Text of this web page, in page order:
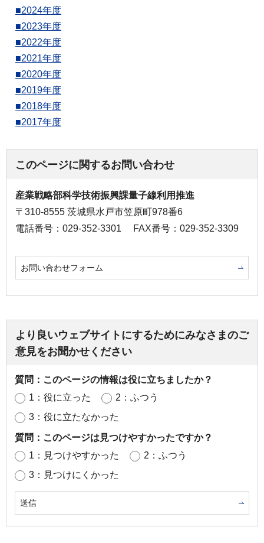
■2024年度
■2023年度
■2022年度
■2021年度
■2020年度
■2019年度
■2018年度
■2017年度
このページに関するお問い合わせ
産業戦略部科学技術振興課量子線利用推進
〒310-8555 茨城県水戸市笠原町978番6
電話番号：029-352-3301
FAX番号：029-352-3309
お問い合わせフォーム
より良いウェブサイトにするためにみなさまのご
意見をお聞かせください
質問：このページの情報は役に立ちましたか？
1：役に立った
2：ふつう
3：役に立たなかった
質問：このページは見つけやすかったですか？
1：見つけやすかった
2：ふつう
3：見つけにくかった